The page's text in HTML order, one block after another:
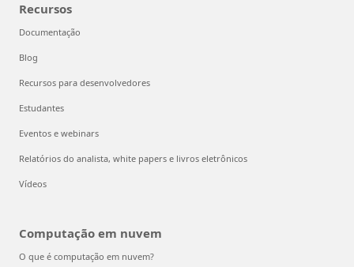
Recursos
Documentação
Blog
Recursos para desenvolvedores
Estudantes
Eventos e webinars
Relatórios do analista, white papers e livros eletrônicos
Vídeos
Computação em nuvem
O que é computação em nuvem?